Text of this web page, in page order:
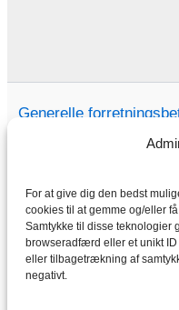
For at give dig den bedst
cookies til at gemme og/eller
Samtykke til disse teknologier
browseradfærd eller et unikt
eller tilbagetrækning af
negativt.
Generelle